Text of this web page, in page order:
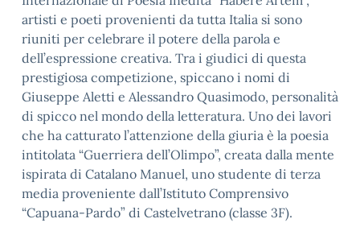
artisti e poeti provenienti da tutta Italia si sono
riuniti per celebrare il potere della parola e
dell’espressione creativa. Tra i giudici di questa
prestigiosa competizione, spiccano i nomi di
Giuseppe Aletti e Alessandro Quasimodo, personalità
di spicco nel mondo della letteratura. Uno dei lavori
che ha catturato l’attenzione della giuria è la poesia
intitolata “Guerriera dell’Olimpo”, creata dalla mente
ispirata di Catalano Manuel, uno studente di terza
media proveniente dall’Istituto Comprensivo
“Capuana-Pardo” di Castelvetrano (classe 3F).